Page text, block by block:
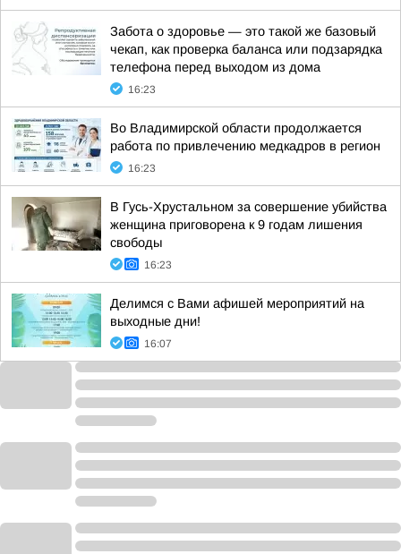
Забота о здоровье — это такой же базовый
чекап, как проверка баланса или подзарядка
телефона перед выходом из дома
16:23
Во Владимирской области продолжается
работа по привлечению медкадров в регион
16:23
В Гусь-Хрустальном за совершение убийства
женщина приговорена к 9 годам лишения
свободы
16:23
Делимся с Вами афишей мероприятий на
выходные дни!
16:07